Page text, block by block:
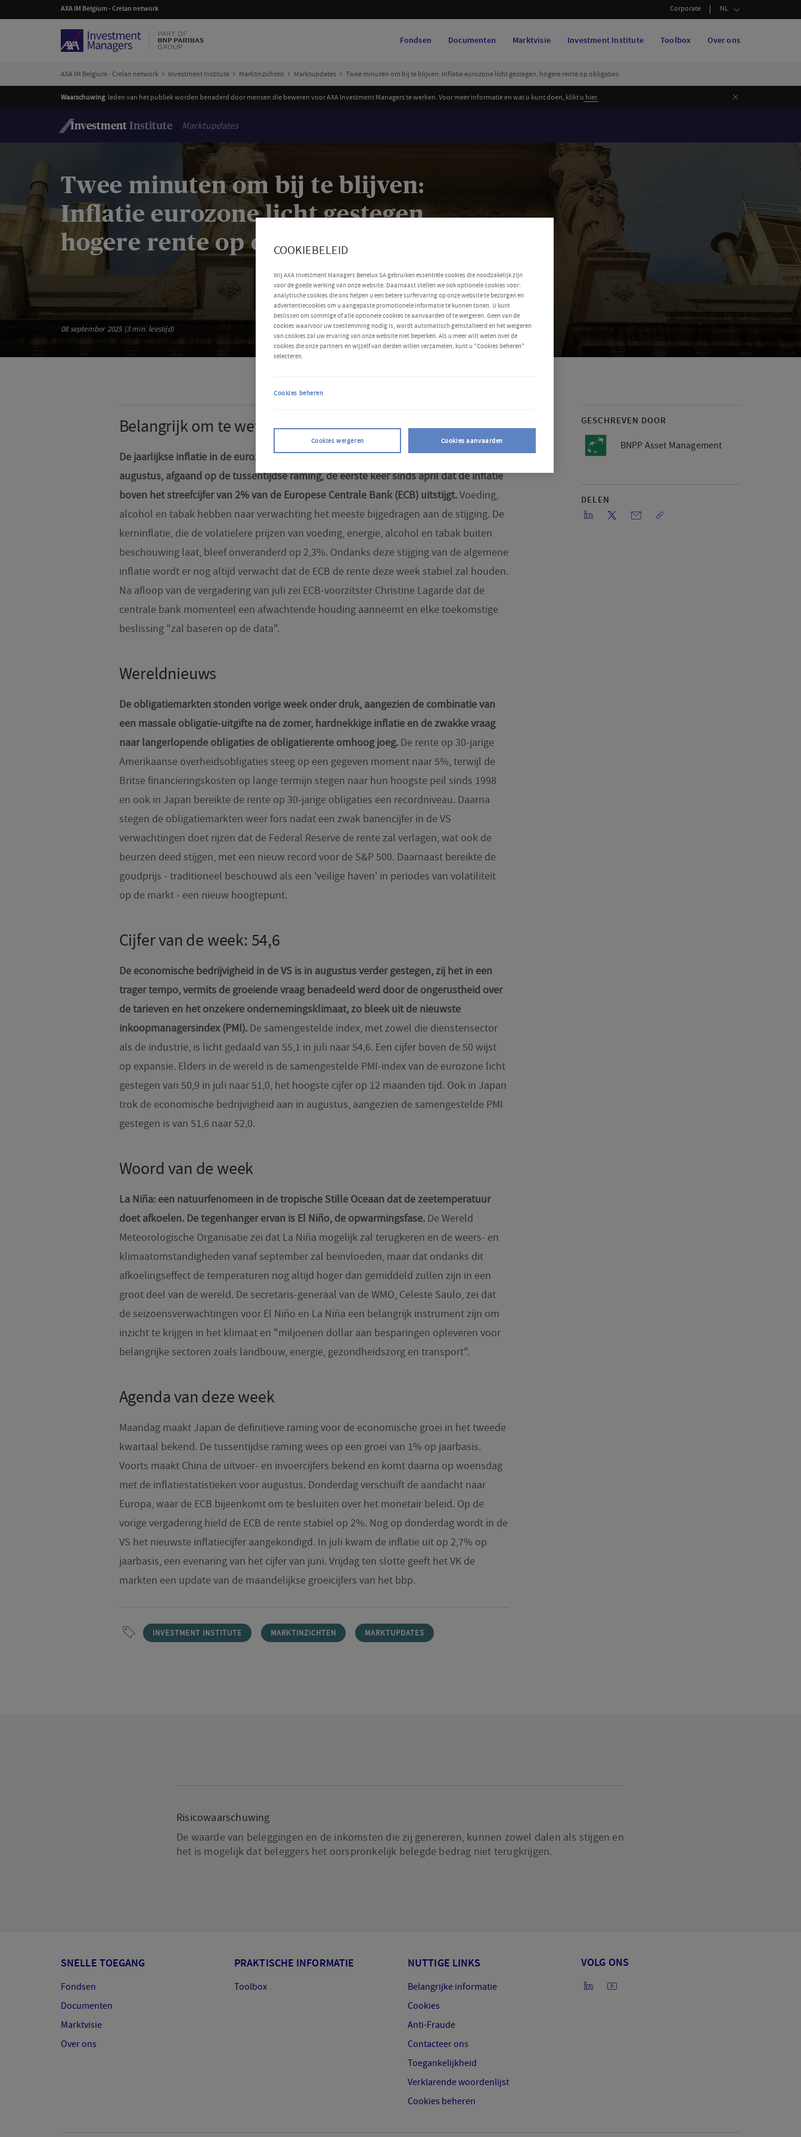
AXA IM Belgium - Crelan network Corporate NL
Fondsen Documenten Marktvisie Investment Institute Toolbox Over ons
AXA IM Belgium - Crelan network Investment Institute Marktinzichten Marktupdates Twee minuten om bij te blijven: Inflatie eurozone licht gestegen, hogere rente op obligaties
Waarschuwing: leden van het publiek worden benaderd door mensen die beweren voor AXA Investment Managers te werken. Voor meer informatie en wat u kunt doen, klikt u hier. Sluiten
Investment Institute Marktupdates
Twee minuten om bij te blijven:
Inflatie eurozone licht gestegen,
hogere rente op obligaties
08 september 2025 (3 min. leestijd)
GESCHREVEN DOOR
BNPP Asset Management
DELEN
Belangrijk om te weten
De jaarlijkse inflatie in de eurozone is licht gestegen van 2% in juli naar 2,1% in
augustus, afgaand op de tussentijdse raming, de eerste keer sinds april dat de inflatie
boven het streefcijfer van 2% van de Europese Centrale Bank (ECB) uitstijgt.Voeding,
alcohol en tabak hebben naar verwachting het meeste bijgedragen aan de stijging. De
kerninflatie, die de volatielere prijzen van voeding, energie, alcohol en tabak buiten
beschouwing laat, bleef onveranderd op 2,3%. Ondanks deze stijging van de algemene
inflatie wordt er nog altijd verwacht dat de ECB de rente deze week stabiel zal houden.
Na afloop van de vergadering van juli zei ECB-voorzitster Christine Lagarde dat de
centrale bank momenteel een afwachtende houding aanneemt en elke toekomstige
beslissing "zal baseren op de data".
Wereldnieuws
De obligatiemarkten stonden vorige week onder druk, aangezien de combinatie van
een massale obligatie-uitgifte na de zomer, hardnekkige inflatie en de zwakke vraag
naar langerlopende obligaties de obligatierente omhoog joeg.De rente op 30-jarige
Amerikaanse overheidsobligaties steeg op een gegeven moment naar 5%, terwijl de
Britse financieringskosten op lange termijn stegen naar hun hoogste peil sinds 1998
en ook in Japan bereikte de rente op 30-jarige obligaties een recordniveau. Daarna
stegen de obligatiemarkten weer fors nadat een zwak banencijfer in de VS
verwachtingen doet rijzen dat de Federal Reserve de rente zal verlagen, wat ook de
beurzen deed stijgen, met een nieuw record voor de S&P 500. Daarnaast bereikte de
goudprijs - traditioneel beschouwd als een 'veilige haven' in periodes van volatiliteit
op de markt - een nieuw hoogtepunt.
Cijfer van de week: 54,6
De economische bedrijvigheid in de VS is in augustus verder gestegen, zij het in een
trager tempo, vermits de groeiende vraag benadeeld werd door de ongerustheid over
de tarieven en het onzekere ondernemingsklimaat, zo bleek uit de nieuwste
inkoopmanagersindex (PMI).De samengestelde index, met zowel die dienstensector
als de industrie, is licht gedaald van 55,1 in juli naar 54,6. Een cijfer boven de 50 wijst
op expansie. Elders in de wereld is de samengestelde PMI-index van de eurozone licht
gestegen van 50,9 in juli naar 51,0, het hoogste cijfer op 12 maanden tijd. Ook in Japan
trok de economische bedrijvigheid aan in augustus, aangezien de samengestelde PMI
gestegen is van 51,6 naar 52,0.
Woord van de week
La Niña: een natuurfenomeen in de tropische Stille Oceaan dat de zeetemperatuur
doet afkoelen. De tegenhanger ervan is El Niño, de opwarmingsfase.De Wereld
Meteorologische Organisatie zei dat La Niña mogelijk zal terugkeren en de weers- en
klimaatomstandigheden vanaf september zal beïnvloeden, maar dat ondanks dit
afkoelingseffect de temperaturen nog altijd hoger dan gemiddeld zullen zijn in een
groot deel van de wereld. De secretaris-generaal van de WMO, Celeste Saulo, zei dat
de seizoensverwachtingen voor El Niño en La Niña een belangrijk instrument zijn om
inzicht te krijgen in het klimaat en "miljoenen dollar aan besparingen opleveren voor
belangrijke sectoren zoals landbouw, energie, gezondheidszorg en transport".
Agenda van deze week
Maandag maakt Japan de definitieve raming voor de economische groei in het tweede
kwartaal bekend. De tussentijdse raming wees op een groei van 1% op jaarbasis.
Voorts maakt China de uitvoer- en invoercijfers bekend en komt daarna op woensdag
met de inflatiestatistieken voor augustus. Donderdag verschuift de aandacht naar
Europa, waar de ECB bijeenkomt om te besluiten over het monetair beleid. Op de
vorige vergadering hield de ECB de rente stabiel op 2%. Nog op donderdag wordt in de
VS het nieuwste inflatiecijfer aangekondigd. In juli kwam de inflatie uit op 2,7% op
jaarbasis, een evenaring van het cijfer van juni. Vrijdag ten slotte geeft het VK de
markten een update van de maandelijkse groeicijfers van het bbp.
INVESTMENT INSTITUTE MARKTINZICHTEN MARKTUPDATES
Risicowaarschuwing
De waarde van beleggingen en de inkomsten die zij genereren, kunnen zowel dalen als stijgen en
het is mogelijk dat beleggers het oorspronkelijk belegde bedrag niet terugkrijgen.
SNELLE TOEGANG
Fondsen
Documenten
Marktvisie
Over ons
PRAKTISCHE INFORMATIE
Toolbox
NUTTIGE LINKS
Belangrijke informatie
Cookies
Anti-Fraude
Contacteer ons
Toegankelijkheid
Verklarende woordenlijst
Cookies beheren
VOLG ONS
COOKIEBELEID
Wij AXA Investment Managers Benelux SA gebruiken essentiële cookies die noodzakelijk zijn
voor de goede werking van onze website. Daarnaast stellen we ook optionele cookies voor:
analytische cookies die ons helpen u een betere surfervaring op onze website te bezorgen en
advertentiecookies om u aangepaste promotionele informatie te kunnen tonen. U kunt
beslissen om sommige of alle optionele cookies te aanvaarden of te weigeren. Geen van de
cookies waarvoor uw toestemming nodig is, wordt automatisch geïnstalleerd en het weigeren
van cookies zal uw ervaring van onze website niet beperken. Als u meer wilt weten over de
cookies die onze partners en wijzelf van derden willen verzamelen, kunt u "Cookies beheren"
selecteren.
Cookies weigeren Cookies aanvaarden
Cookies beheren